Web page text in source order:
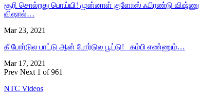
சூரி சொல்றது பொய்யி! முன்னாள் குளோஸ் ஃபிரண்டு விஷ்ணு
விஷால்…
Mar 23, 2021
கீ போர்டுல பாட்டு ஆன் போர்டுல பூட்டு! கம்பி எண்ணும்…
Mar 17, 2021
Prev Next 1 of 961
NTC Videos